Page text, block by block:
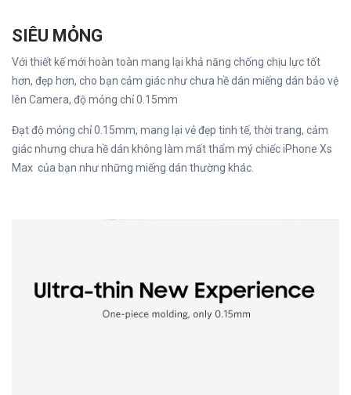
SIÊU MỎNG
Với thiết kế mới hoàn toàn mang lại khả năng chống chịu lực tốt
hơn, đẹp hơn, cho bạn cảm giác như chưa hề dán miếng dán bảo vệ
lên Camera, độ mỏng chỉ 0.15mm
Đạt độ mỏng chỉ 0.15mm, mang lại vẻ đẹp tinh tế, thời trang, cảm
giác nhưng chưa hề dán không làm mất thẩm mý chiếc iPhone Xs
Max của bạn như những miếng dán thường khác.